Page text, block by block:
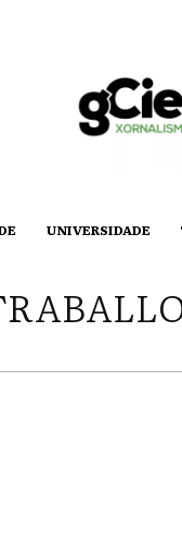
UNIVERSIDADE